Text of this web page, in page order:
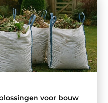
voor bouw